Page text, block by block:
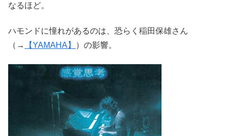
なるほど。
ハモンドに憧れがあるのは、恐らく稲田保雄さん
（→
【YAMAHA】 ）の影響。